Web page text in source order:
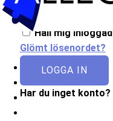
Håll mig inloggad
Glömt lösenordet?
LOGGA IN
Har du inget konto?